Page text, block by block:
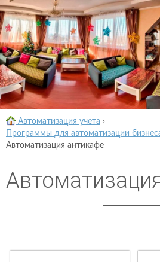
Автоматизация учета ›
Программы для автоматизации
Автоматизация антикафе